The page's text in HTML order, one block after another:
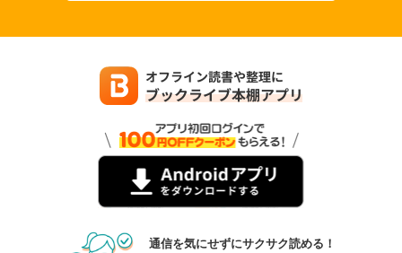
通信を気にせずにサクサク読める！